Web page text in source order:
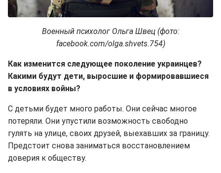
Военный психолог Ольга Швец (фото:
facebook.com/olga.shvets.754)
Как изменится следующее поколение украинцев?
Какими будут дети, выросшие и формировавшиеся
в условиях войны?
С детьми будет много работы. Они сейчас многое
потеряли. Они упустили возможность свободно
гулять на улице, своих друзей, выехавших за границу.
Предстоит снова заниматься восстановлением
доверия к обществу.